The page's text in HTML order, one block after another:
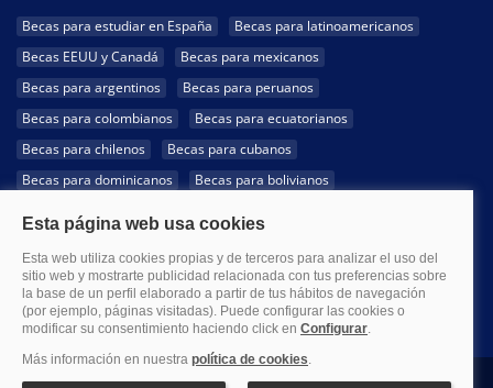
Becas para estudiar en España
Becas para latinoamericanos
Becas EEUU y Canadá
Becas para mexicanos
Becas para argentinos
Becas para peruanos
Becas para colombianos
Becas para ecuatorianos
Becas para chilenos
Becas para cubanos
Becas para dominicanos
Becas para bolivianos
Becas para hondureños
Becas para paraguayos
Becas para uruguayos
Becas para salvadoreños
1999-2026 Becas.com @Todos los derechos reservados